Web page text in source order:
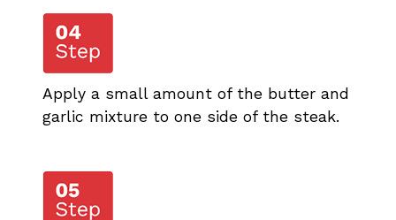
Apply a small amount of the butter and
garlic mixture to one side of the steak.